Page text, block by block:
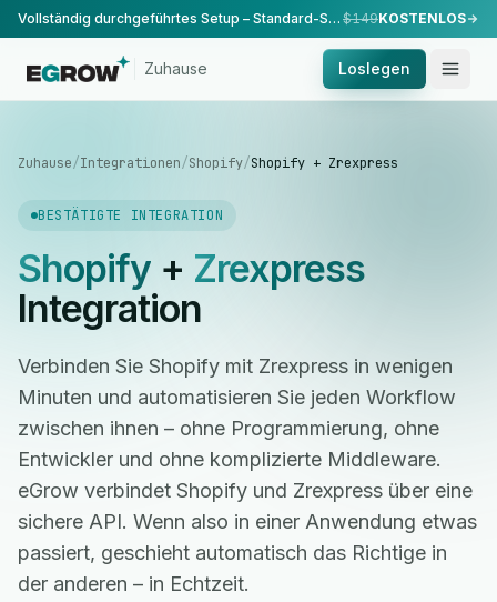
Vollständig durchgeführtes Setup – Standard-Setup, durchgeführt von unserem Team. $149KOSTENLOS
Zuhause Loslegen
Zuhause/Integrationen/Shopify/Shopify + Zrexpress
BESTÄTIGTE INTEGRATION
Shopify+ Zrexpress
Integration
Verbinden Sie Shopify mit Zrexpress in wenigen
Minuten und automatisieren Sie jeden Workflow
zwischen ihnen – ohne Programmierung, ohne
Entwickler und ohne komplizierte Middleware.
eGrow verbindet Shopify und Zrexpress über eine
sichere API. Wenn also in einer Anwendung etwas
passiert, geschieht automatisch das Richtige in
der anderen – in Echtzeit.